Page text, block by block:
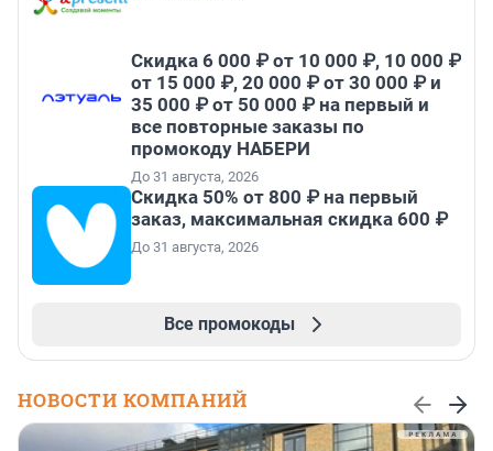
Скидка 6 000 ₽ от 10 000 ₽, 10 000 ₽
от 15 000 ₽, 20 000 ₽ от 30 000 ₽ и
35 000 ₽ от 50 000 ₽ на первый и
все повторные заказы по
промокоду НАБЕРИ
До 31 августа, 2026
Скидка 50% от 800 ₽ на первый
заказ, максимальная скидка 600 ₽
До 31 августа, 2026
Все промокоды
НОВОСТИ КОМПАНИЙ